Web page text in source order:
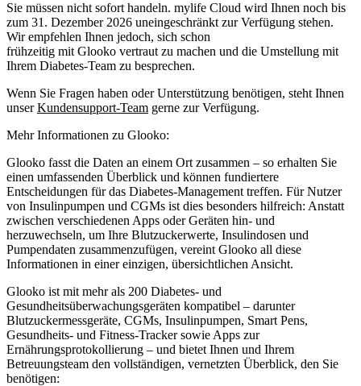
Sie müssen nicht sofort handeln. mylife Cloud wird Ihnen noch bis
zum 31. Dezember 2026 uneingeschränkt zur Verfügung stehen.
Wir empfehlen Ihnen jedoch, sich schon
frühzeitig mit Glooko vertraut zu machen und die Umstellung mit
Ihrem Diabetes-Team zu besprechen.
Wenn Sie Fragen haben oder Unterstützung benötigen, steht Ihnen
unserKundensupport-Team gerne zur Verfügung.
Mehr Informationen zu Glooko:
Glooko fasst die Daten an einem Ort zusammen – so erhalten Sie
einen umfassenden Überblick und können fundiertere
Entscheidungen für das Diabetes-Management treffen. Für Nutzer
von Insulinpumpen und CGMs ist dies besonders hilfreich: Anstatt
zwischen verschiedenen Apps oder Geräten hin- und
herzuwechseln, um Ihre Blutzuckerwerte, Insulindosen und
Pumpendaten zusammenzufügen, vereint Glooko all diese
Informationen in einer einzigen, übersichtlichen Ansicht.
Glooko ist mit mehr als 200 Diabetes- und
Gesundheitsüberwachungsgeräten kompatibel – darunter
Blutzuckermessgeräte, CGMs, Insulinpumpen, Smart Pens,
Gesundheits- und Fitness-Tracker sowie Apps zur
Ernährungsprotokollierung – und bietet Ihnen und Ihrem
Betreuungsteam den vollständigen, vernetzten Überblick, den Sie
benötigen: